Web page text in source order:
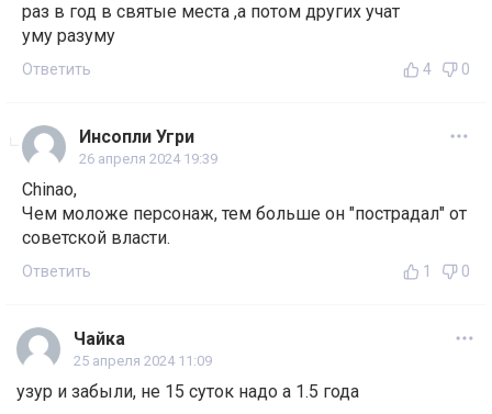
раз в год в святые места ,а потом других учат
уму разуму
Ответить 4 0
Инсопли Угри
26 апреля 2024 19:39
Chinao,
Чем моложе персонаж, тем больше он "пострадал" от
советской власти.
Ответить 1 0
Чайка
25 апреля 2024 11:09
узур и забыли, не 15 суток надо а 1.5 года